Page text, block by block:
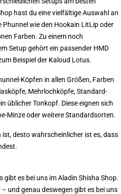
hast du eine vielfältige Auswahl an
wie den Hookain LitLip oder
Farben. Zu einem noch
Setup gehört ein passender HMD
Beispiel der Kaloud Lotus.
Köpfen in allen Größen, Farben
Mehrlochköpfe, Standard-
üblicher Tonkopf. Diese eignen sich
Minze oder weitere Standardsorten.
desto wahrscheinlicher ist es, dass
gibt es bei uns im Aladin Shisha Shop.
und genau deswegen gibt es bei uns